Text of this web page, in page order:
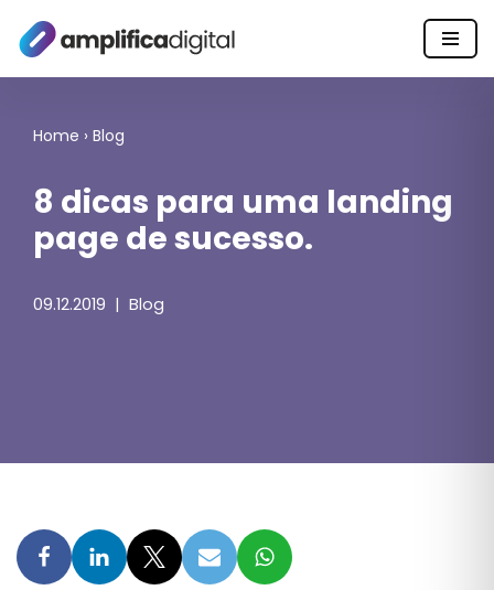
Pular
Home › Blog
8 dicas para uma landing
page de sucesso.
09.12.2019 Blog